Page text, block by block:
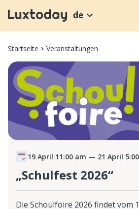
de
Startseite Veranstaltungen
19 April 11:00 am — 21 April
„Schulfest 2026“
Die Schoulfoire 2026 findet vom